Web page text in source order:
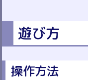
遊び方
操作方法